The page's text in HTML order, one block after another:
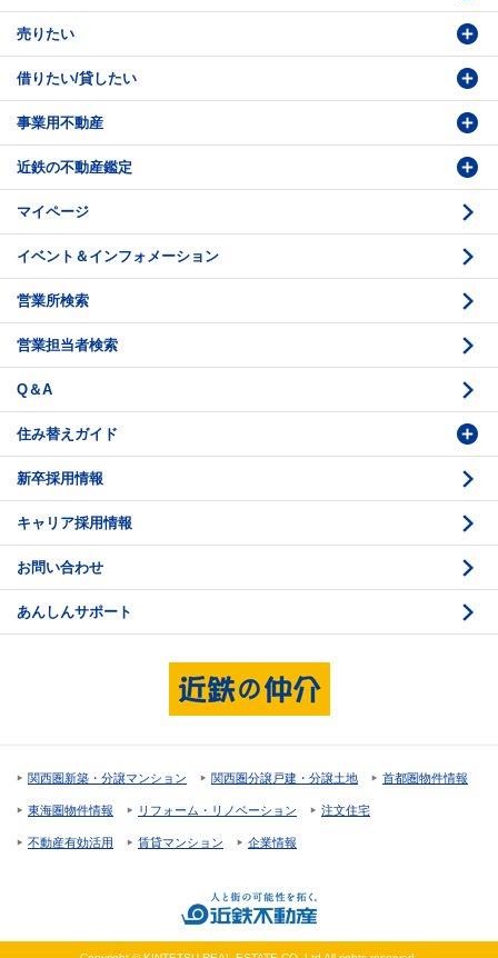
物件検索
物件番号検索
投資・事業用検索
購入のお問い合わせ
売りたい
価格査定依頼
売却相談
借りたい/貸したい
賃貸物件検索
学園前賃貸センター
賃貸借のお問い合わせ
事業用不動産
購入・売却の流れ
収益不動産の取扱
底地の資産性
相続と不動産
不動産投資のQ＆A
法人営業センター紹介
近鉄の不動産鑑定
時価評価支援
鑑定評価ご相談例
鑑定評価の流れ
お問い合わせ・ご相談
鑑定センター紹介
マイページ
イベント＆インフォメーション
営業所検索
営業担当者検索
Q＆A
住み替えガイド
価格査定
媒介契約
売却活動
売却諸費用
住宅ローンの種類
返済計画
購入のスケジュール
物件資料の読み方 1
物件資料の読み方 2
現地見学のポイント
決済と引渡し 2
新卒採用情報
キャリア採用情報
お問い合わせ
あんしんサポート
関西圏新築・分譲マンション 関西圏分譲戸建・分譲土地 首都圏物件情報
東海圏物件情報 リフォーム・リノベーション 注文住宅
不動産有効活用 賃貸マンション 企業情報